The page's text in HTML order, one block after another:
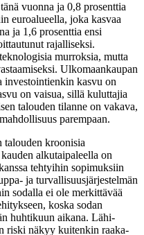
vuonna ja 0,8 prosenttia
euroalueella, joka kasvaa
ja 1,6 prosenttia ensi
rajalliseksi.
murroksia, mutta
Ulkomaankaupan
investointienkin kasvu on
on vaisua, sillä kuluttajia
talouden tilanne on vakava,
parempaan.
talouden kroonisia
alkutaipaleella on
tehtyihin sopimuksiin
ja turvallisuusjärjestelmän
sodalla ei ole merkittävää
koska sodan
huhtikuun aikana. Lähi-
riski näkyy kuitenkin raaka-